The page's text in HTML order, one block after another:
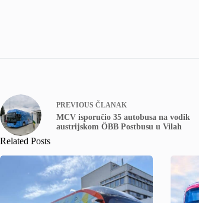
PREVIOUS ČLANAK
MCV isporučio 35 autobusa na vodik
austrijskom ÖBB Postbusu u Vilah
Related Posts